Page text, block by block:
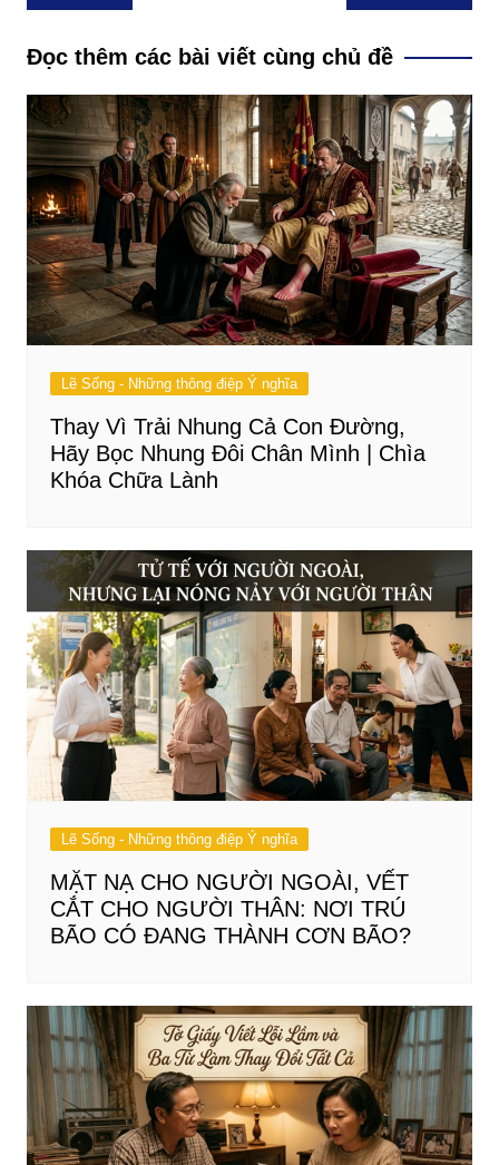
hướng
bài
viết
Đọc thêm các bài viết cùng chủ đề
Lẽ Sống - Những thông điệp Ý nghĩa
Thay Vì Trải Nhung Cả Con Đường,
Hãy Bọc Nhung Đôi Chân Mình | Chìa
Khóa Chữa Lành
Lẽ Sống - Những thông điệp Ý nghĩa
MẶT NẠ CHO NGƯỜI NGOÀI, VẾT
CẮT CHO NGƯỜI THÂN: NƠI TRÚ
BÃO CÓ ĐANG THÀNH CƠN BÃO?